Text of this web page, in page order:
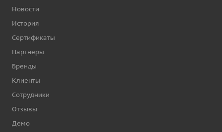
Новости
История
Сертификаты
Партнёры
Бренды
Клиенты
Сотрудники
Отзывы
Демо